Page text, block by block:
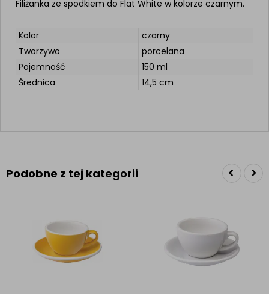
Filiżanka ze spodkiem do Flat White w kolorze czarnym.
Kolor
czarny
Tworzywo
porcelana
Pojemność
150 ml
Średnica
14,5 cm
Podobne z tej kategorii